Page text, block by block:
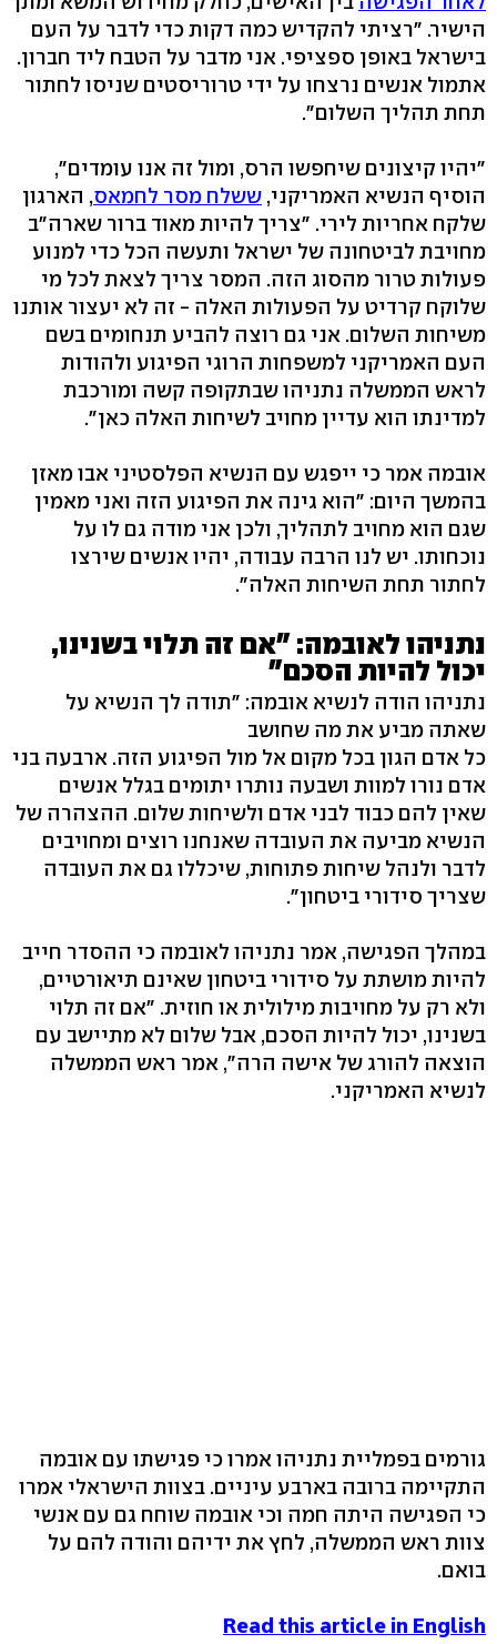
הישיר. "רציתי להקדיש כמה דקות כדי לדבר על העם
בישראל באופן ספציפי. אני מדבר על הטבח ליד חברון.
אתמול אנשים נרצחו על ידי טרוריסטים שניסו לחתור
תחת תהליך השלום".
"יהיו קיצונים שיחפשו הרס, ומול זה אנו עומדים",
הוסיף הנשיא האמריקני, ששלח מסר לחמאס, הארגון
שלקח אחריות לירי. "צריך להיות מאוד ברור שארה"ב
מחויבת לביטחונה של ישראל ותעשה הכל כדי למנוע
פעולות טרור מהסוג הזה. המסר צריך לצאת לכל מי
שלוקח קרדיט על הפעולות האלה - זה לא יעצור אותנו
משיחות השלום. אני גם רוצה להביע תנחומים בשם
העם האמריקני למשפחות הרוגי הפיגוע ולהודות
לראש הממשלה נתניהו שבתקופה קשה ומורכבת
למדינתו הוא עדיין מחויב לשיחות האלה כאן".
אובמה אמר כי ייפגש עם הנשיא הפלסטיני אבו מאזן
בהמשך היום: "הוא גינה את הפיגוע הזה ואני מאמין
שגם הוא מחויב לתהליך, ולכן אני מודה גם לו על
נוכחותו. יש לנו הרבה עבודה, יהיו אנשים שירצו
לחתור תחת השיחות האלה".
נתניהו לאובמה: "אם זה תלוי בשנינו,
יכול להיות הסכם"
נתניהו הודה לנשיא אובמה: "תודה לך הנשיא על
שאתה מביע את מה שחושב
כל אדם הגון בכל מקום אל מול הפיגוע הזה. ארבעה בני
אדם נורו למוות ושבעה נותרו יתומים בגלל אנשים
שאין להם כבוד לבני אדם ולשיחות שלום. ההצהרה של
הנשיא מביעה את העובדה שאנחנו רוצים ומחויבים
לדבר ולנהל שיחות פתוחות, שיכללו גם את העובדה
שצריך סידורי ביטחון".
במהלך הפגישה, אמר נתניהו לאובמה כי ההסדר חייב
להיות מושתת על סידורי ביטחון שאינם תיאורטיים,
ולא רק על מחויבות מילולית או חוזית. "אם זה תלוי
בשנינו, יכול להיות הסכם, אבל שלום לא מתיישב עם
הוצאה להורג של אישה הרה", אמר ראש הממשלה
לנשיא האמריקני.
גורמים בפמליית נתניהו אמרו כי פגישתו עם אובמה
התקיימה ברובה בארבע עיניים. בצוות הישראלי אמרו
כי הפגישה היתה חמה וכי אובמה שוחח גם עם אנשי
צוות ראש הממשלה, לחץ את ידיהם והודה להם על
בואם.
Read this article in English